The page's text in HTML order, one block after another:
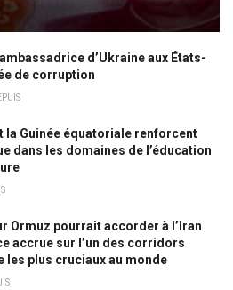
ambassadrice d’Ukraine aux États-
de corruption
la Guinée équatoriale renforcent
dans les domaines de l’éducation
Ormuz pourrait accorder à l’Iran
accrue sur l’un des corridors
les plus cruciaux au monde